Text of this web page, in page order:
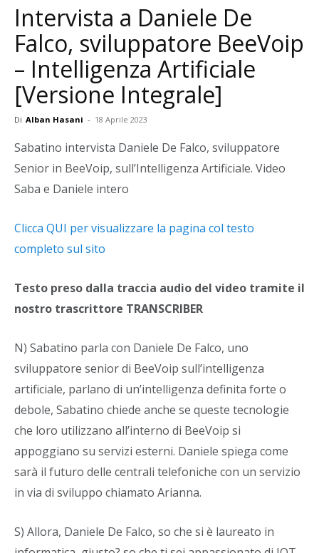
Intervista a Daniele De
Falco, sviluppatore BeeVoip
– Intelligenza Artificiale
[Versione Integrale]
Di Alban Hasani - 18 Aprile 2023
Sabatino intervista Daniele De Falco, sviluppatore
Senior in BeeVoip, sull’Intelligenza Artificiale. Video
Saba e Daniele intero
Clicca QUI per visualizzare la pagina col testo
completo sul sito
Testo preso dalla traccia audio del video tramite il
nostro trascrittore TRANSCRIBER
N) Sabatino parla con Daniele De Falco, uno
sviluppatore senior di BeeVoip sull’intelligenza
artificiale, parlano di un’intelligenza definita forte o
debole, Sabatino chiede anche se queste tecnologie
che loro utilizzano all’interno di BeeVoip si
appoggiano su servizi esterni. Daniele spiega come
sarà il futuro delle centrali telefoniche con un servizio
in via di sviluppo chiamato Arianna.
S) Allora, Daniele De Falco, so che si è laureato in